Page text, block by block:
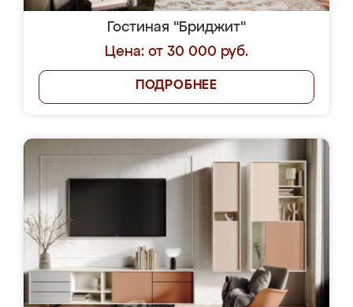
Гостиная "Бриджит"
Цена: от 30 000 руб.
ПОДРОБНЕЕ